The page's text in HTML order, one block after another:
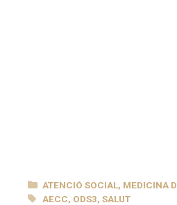
CATEGORIES
ATENCIÓ SOCIAL, MEDICINA
ETIQUETES
AECC, ODS3,SALUT